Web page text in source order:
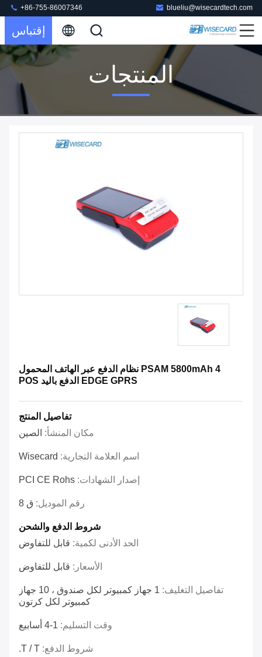
blueliu@wisecardtech.com
+86-755-86007346
إقتباس
المنتجات
4 PSAM 5800mAh نظام الدفع عبر الهاتف المحمول
EDGE GPRS الدفع باليد POS
تفاصيل المنتج
مكان المنشأ: الصين
اسم العلامة التجارية: Wisecard
إصدار الشهادات: PCI CE Rohs
رقم الموديل: ق 8
شروط الدفع والشحن
الحد الأدنى لكمية: قابل للتفاوض
الأسعار: قابل للتفاوض
تفاصيل التغليف:
1 جهاز كمبيوتر لكل صندوق ، 10 جهاز
كمبيوتر لكل كرتون
وقت التسليم: 1-4 أسابيع
شروط الدفع: T / T.